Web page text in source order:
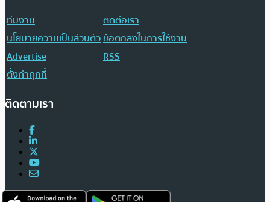
ทีมงาน
ติดต่อเรา
นโยบายความเป็นส่วนตัวข้อตกลงในการใช้งาน
Advertise
RSS
ตั้งค่าคุกกี้
ติดตามเรา